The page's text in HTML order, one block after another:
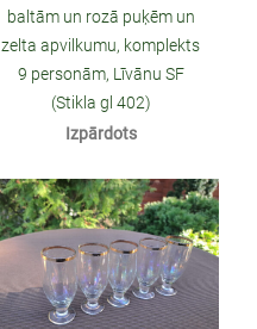
baltām un rozā puķēm un
zelta apvilkumu, komplekts
9 personām, Līvānu SF
(Stikla gl 402)
Izpārdots